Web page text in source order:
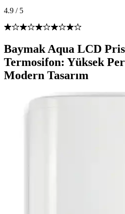
4.9 / 5
Baymak Aqua LCD
Termosifon: Yüksek
Modern Tasarım